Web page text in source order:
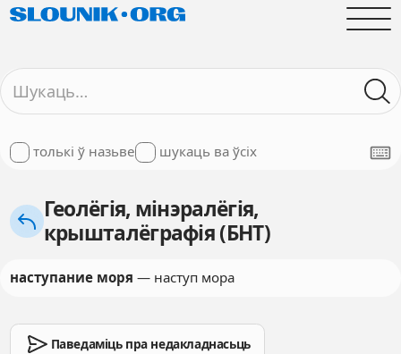
толькі ў назьве шукаць ва ўсіх
Геолёгія, мінэралёгія,
крышталёграфія (БНТ)
наступание моря — наступ мора
Паведаміць пра недакладнасьць